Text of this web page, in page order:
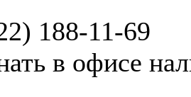
188-11-69
в офисе